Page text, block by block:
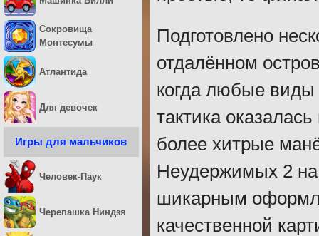
Подготовлено
отдалённом
когда любые виды
тактика
более хитрые
Неудержимых 2 на
шикарным
качественной
Сокровища
Монтесумы
Атлантида
Для девочек
Игры для мальчиков
Человек-Паук
Черепашка Ниндзя